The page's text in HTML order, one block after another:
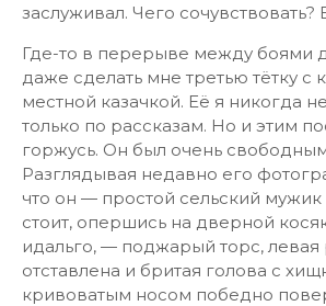
заслуживал. Чего сочувствовать?
Где-то в перерыве между боями
даже сделать мне третью тётку с
местной казачкой. Её я никогда
только по рассказам. Но и этим
горжусь. Он был очень
Разглядывая недавно его
что он — простой сельский
стоит, опершись на дверной
идальго, — поджарый торс, левая
отставлена и бритая голова с
кривоватым носом победно